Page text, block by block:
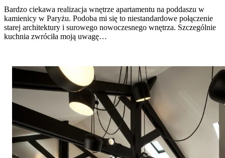
Bardzo ciekawa realizacja wnętrze apartamentu na poddaszu w
kamienicy w Paryżu. Podoba mi się to niestandardowe połączenie
starej architektury i surowego nowoczesnego wnętrza. Szczególnie
kuchnia zwróciła moją uwagę…